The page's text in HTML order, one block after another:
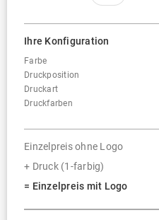
Ihre Konfiguration
Farbe
Druckposition
Druckart
Druckfarben
Einzelpreis ohne Logo
+ Druck (1-farbig)
= Einzelpreis mit Logo